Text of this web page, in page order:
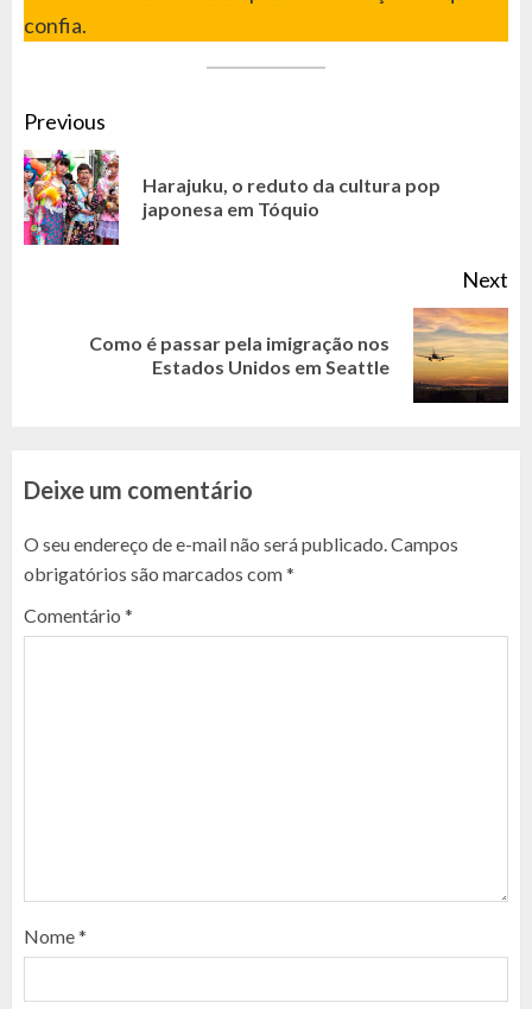
confia.
CONTINUE
READING
Previous
Harajuku, o reduto da cultura pop
japonesa em Tóquio
Next
Como é passar pela imigração nos
Estados Unidos em Seattle
Deixe um comentário
O seu endereço de e-mail não será publicado. Campos
obrigatórios são marcados com*
Comentário *
Nome*